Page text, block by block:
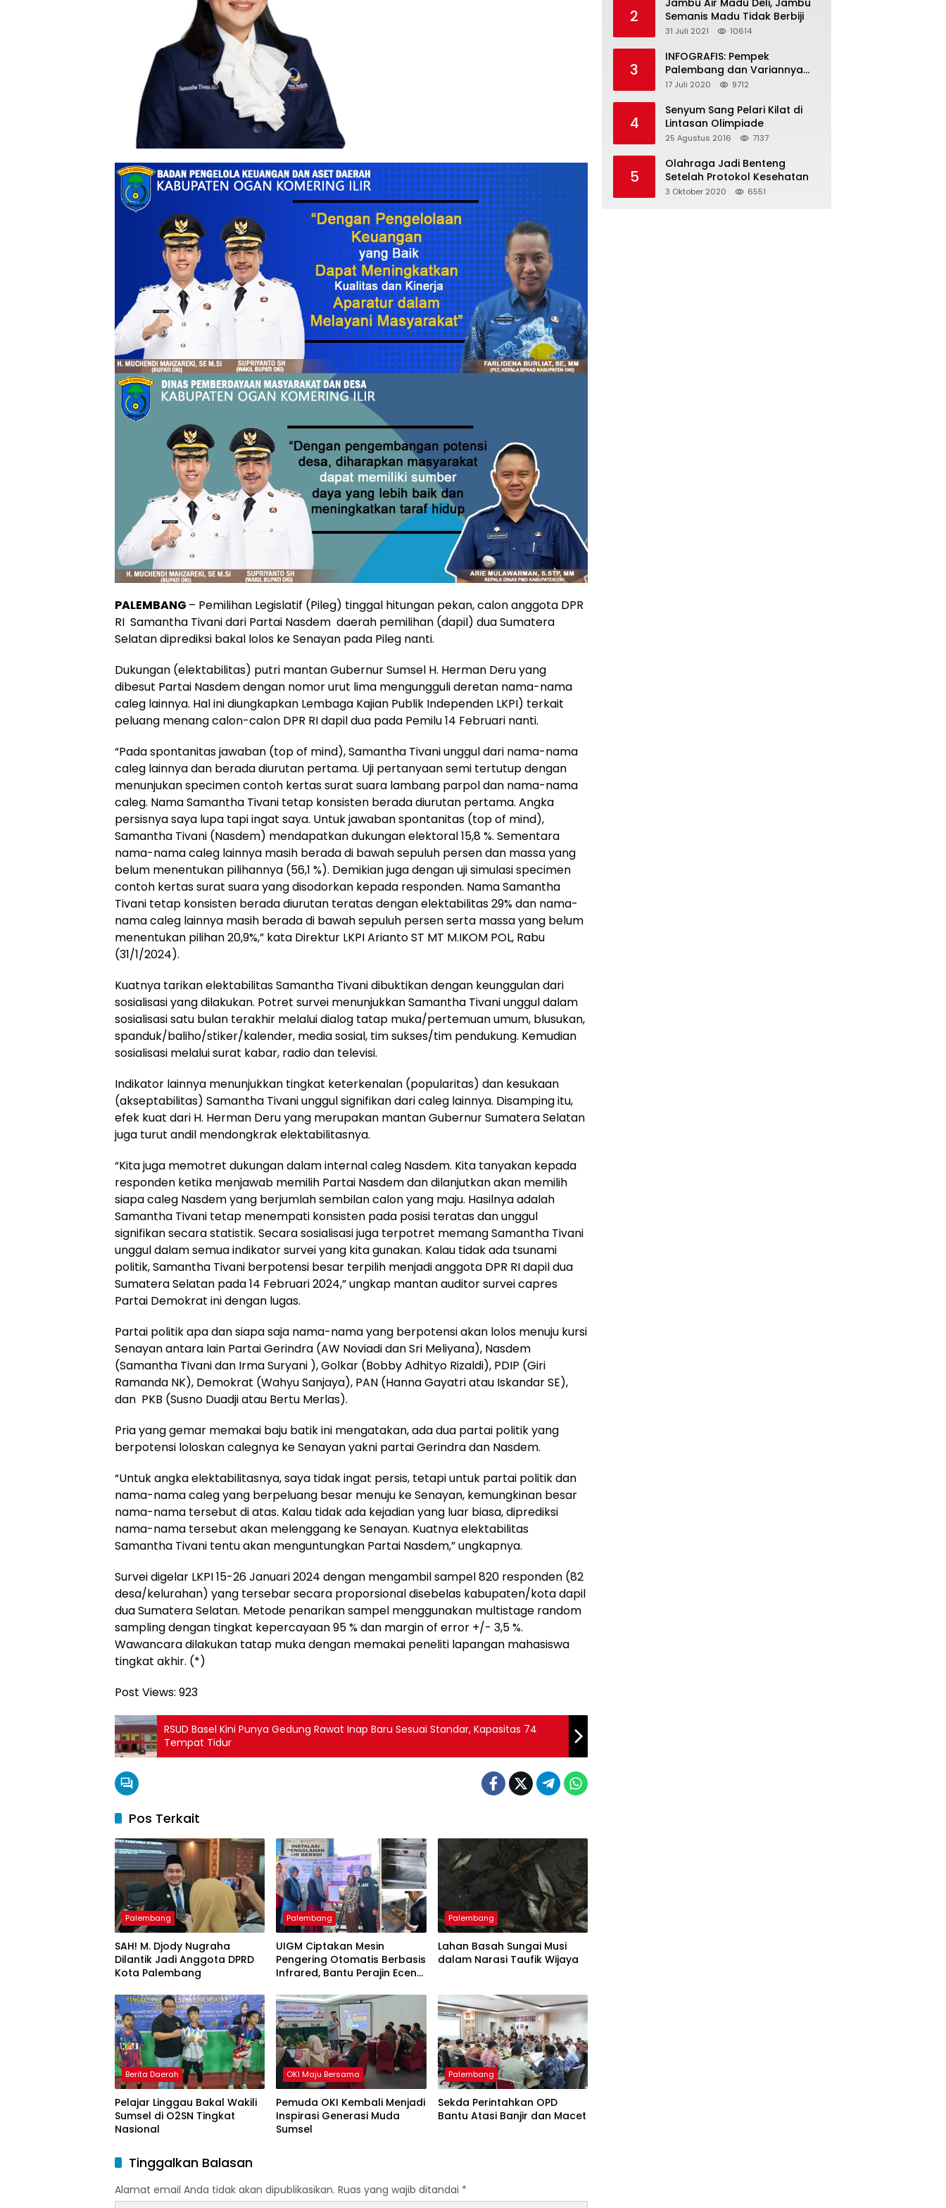
PALEMBANG – Pemilihan Legislatif (Pileg) tinggal hitungan pekan, calon anggota DPR
RI Samantha Tivani dari Partai Nasdem daerah pemilihan (dapil) dua Sumatera
Selatan diprediksi bakal lolos ke Senayan pada Pileg nanti.
Dukungan (elektabilitas) putri mantan Gubernur Sumsel H. Herman Deru yang
dibesut Partai Nasdem dengan nomor urut lima mengungguli deretan nama-nama
caleg lainnya. Hal ini diungkapkan Lembaga Kajian Publik Independen LKPI) terkait
peluang menang calon-calon DPR RI dapil dua pada Pemilu 14 Februari nanti.
“Pada spontanitas jawaban (top of mind), Samantha Tivani unggul dari nama-nama
caleg lainnya dan berada diurutan pertama. Uji pertanyaan semi tertutup dengan
menunjukan specimen contoh kertas surat suara lambang parpol dan nama-nama
caleg. Nama Samantha Tivani tetap konsisten berada diurutan pertama. Angka
persisnya saya lupa tapi ingat saya. Untuk jawaban spontanitas (top of mind),
Samantha Tivani (Nasdem) mendapatkan dukungan elektoral 15,8 %. Sementara
nama-nama caleg lainnya masih berada di bawah sepuluh persen dan massa yang
belum menentukan pilihannya (56,1 %). Demikian juga dengan uji simulasi specimen
contoh kertas surat suara yang disodorkan kepada responden. Nama Samantha
Tivani tetap konsisten berada diurutan teratas dengan elektabilitas 29% dan nama-
nama caleg lainnya masih berada di bawah sepuluh persen serta massa yang belum
menentukan pilihan 20,9%,” kata Direktur LKPI Arianto ST MT M.IKOM POL, Rabu
(31/1/2024).
Kuatnya tarikan elektabilitas Samantha Tivani dibuktikan dengan keunggulan dari
sosialisasi yang dilakukan. Potret survei menunjukkan Samantha Tivani unggul dalam
sosialisasi satu bulan terakhir melalui dialog tatap muka/pertemuan umum, blusukan,
spanduk/baliho/stiker/kalender, media sosial, tim sukses/tim pendukung. Kemudian
sosialisasi melalui surat kabar, radio dan televisi.
Indikator lainnya menunjukkan tingkat keterkenalan (popularitas) dan kesukaan
(akseptabilitas) Samantha Tivani unggul signifikan dari caleg lainnya. Disamping itu,
efek kuat dari H. Herman Deru yang merupakan mantan Gubernur Sumatera Selatan
juga turut andil mendongkrak elektabilitasnya.
“Kita juga memotret dukungan dalam internal caleg Nasdem. Kita tanyakan kepada
responden ketika menjawab memilih Partai Nasdem dan dilanjutkan akan memilih
siapa caleg Nasdem yang berjumlah sembilan calon yang maju. Hasilnya adalah
Samantha Tivani tetap menempati konsisten pada posisi teratas dan unggul
signifikan secara statistik. Secara sosialisasi juga terpotret memang Samantha Tivani
unggul dalam semua indikator survei yang kita gunakan. Kalau tidak ada tsunami
politik, Samantha Tivani berpotensi besar terpilih menjadi anggota DPR RI dapil dua
Sumatera Selatan pada 14 Februari 2024,” ungkap mantan auditor survei capres
Partai Demokrat ini dengan lugas.
Partai politik apa dan siapa saja nama-nama yang berpotensi akan lolos menuju kursi
Senayan antara lain Partai Gerindra (AW Noviadi dan Sri Meliyana), Nasdem
(Samantha Tivani dan Irma Suryani ), Golkar (Bobby Adhityo Rizaldi), PDIP (Giri
Ramanda NK), Demokrat (Wahyu Sanjaya), PAN (Hanna Gayatri atau Iskandar SE),
dan PKB (Susno Duadji atau Bertu Merlas).
Pria yang gemar memakai baju batik ini mengatakan, ada dua partai politik yang
berpotensi loloskan calegnya ke Senayan yakni partai Gerindra dan Nasdem.
“Untuk angka elektabilitasnya, saya tidak ingat persis, tetapi untuk partai politik dan
nama-nama caleg yang berpeluang besar menuju ke Senayan, kemungkinan besar
nama-nama tersebut di atas. Kalau tidak ada kejadian yang luar biasa, diprediksi
nama-nama tersebut akan melenggang ke Senayan. Kuatnya elektabilitas
Samantha Tivani tentu akan menguntungkan Partai Nasdem,” ungkapnya.
Survei digelar LKPI 15-26 Januari 2024 dengan mengambil sampel 820 responden (82
desa/kelurahan) yang tersebar secara proporsional disebelas kabupaten/kota dapil
dua Sumatera Selatan. Metode penarikan sampel menggunakan multistage random
sampling dengan tingkat kepercayaan 95 % dan margin of error +/- 3,5 %.
Wawancara dilakukan tatap muka dengan memakai peneliti lapangan mahasiswa
tingkat akhir. (*)
Post Views: 923
RSUD Basel Kini Punya Gedung Rawat Inap Baru Sesuai Standar, Kapasitas 74
Tempat Tidur
Pos Terkait
Palembang
SAH! M. Djody Nugraha
Dilantik Jadi Anggota DPRD
Kota Palembang
Palembang
UIGM Ciptakan Mesin
Pengering Otomatis Berbasis
Infrared, Bantu Perajin Eceng
Palembang
Lahan Basah Sungai Musi
dalam Narasi Taufik Wijaya
Berita Daerah
Pelajar Linggau Bakal Wakili
Sumsel di O2SN Tingkat
Nasional
OKI Maju Bersama
Pemuda OKI Kembali Menjadi
Inspirasi Generasi Muda
Sumsel
Palembang
Sekda Perintahkan OPD
Bantu Atasi Banjir dan Macet
Tinggalkan Balasan
Alamat email Anda tidak akan dipublikasikan. Ruas yang wajib ditandai *
2
Jambu Air Madu Deli, Jambu
Semanis Madu Tidak Berbiji
31 Juli 2021 10614
3
INFOGRAFIS: Pempek
Palembang dan Variannya
yang Melegenda
17 Juli 2020 9712
4
Senyum Sang Pelari Kilat di
Lintasan Olimpiade
25 Agustus 2016 7137
5
Olahraga Jadi Benteng
Setelah Protokol Kesehatan
3 Oktober 2020 6551